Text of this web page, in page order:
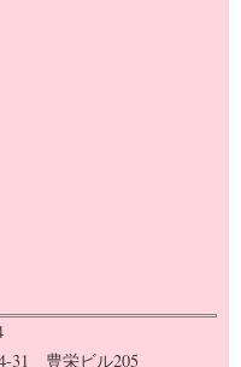
31 豊栄ビル205